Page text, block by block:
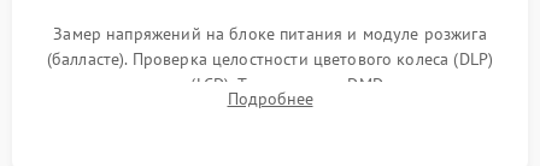
Замер напряжений на блоке питания и модуле розжига
(балласте). Проверка целостности цветового колеса (DLP)
или поляризаторов (LCD). Тестирование DMD-чипа, датчиков
температуры и оптопар с помощью мультиметра и
Подробнее